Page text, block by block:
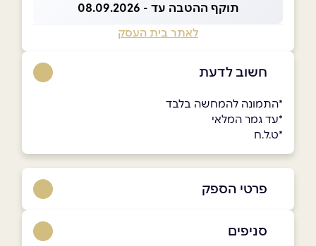
תוקף ההטבה עד - 08.09.2026
לאתר בית העסק
חשוב לדעת
*התמונה להמחשה בלבד
*עד גמר המלאי
*ט.ל.ח
פרטי הספק
סניפים